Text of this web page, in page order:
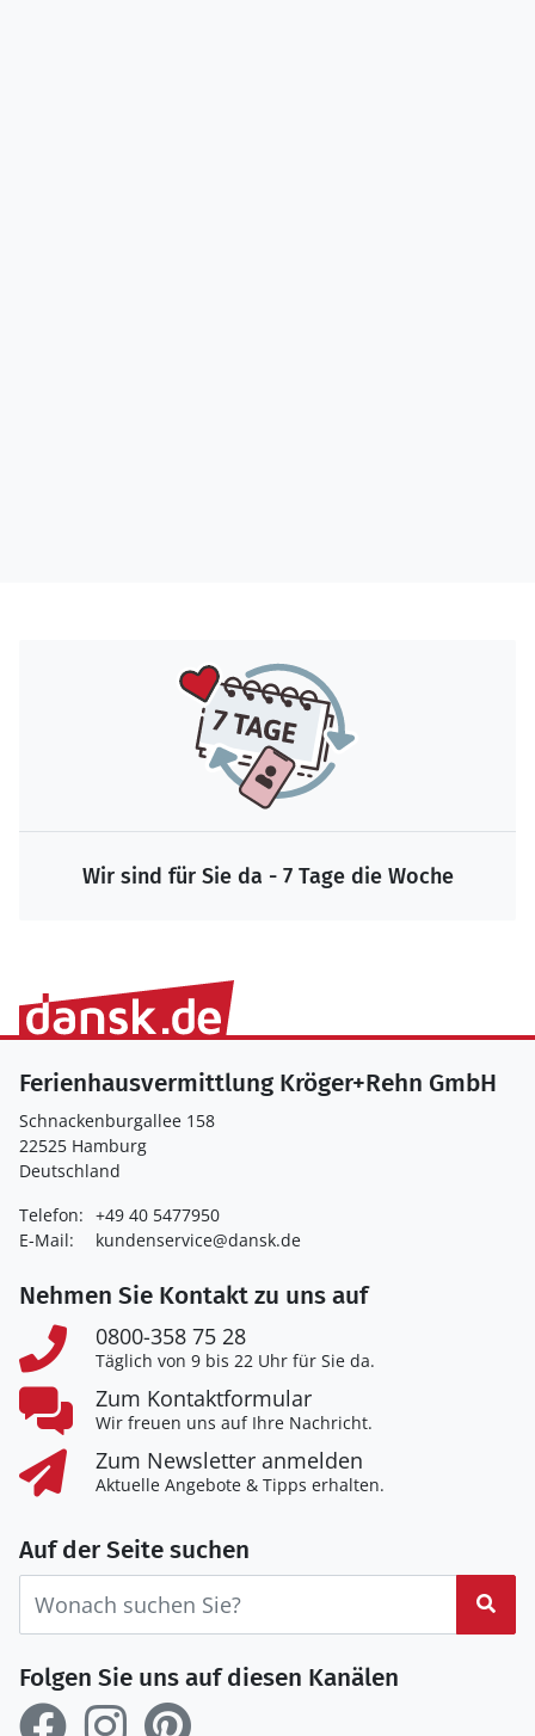
Wir sind für Sie da - 7 Tage die Woche
Ferienhausvermittlung Kröger+Rehn GmbH
Schnackenburgallee 158
22525 Hamburg
Deutschland
Telefon: +49 40 5477950
E-Mail:
kundenservice@dansk.de
Nehmen Sie Kontakt zu uns auf
0800-358 75 28
Täglich von 9 bis 22 Uhr für Sie da.
Zum Kontaktformular
Wir freuen uns auf Ihre Nachricht.
Zum Newsletter anmelden
Aktuelle Angebote & Tipps erhalten.
Auf der Seite suchen
Folgen Sie uns auf diesen Kanälen